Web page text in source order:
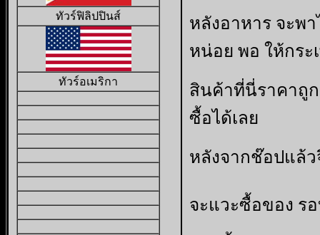
ทัวร์ฟิลิปปินส์
ทัวร์อเมริกา
หลังอาหาร จะพ
หน่อย พอ ให้กระ
สินค้าที่นี่ราคาถู
ซื้อได้เลย
หลังจากช๊อปแล้
จะแวะซื้อของ ร